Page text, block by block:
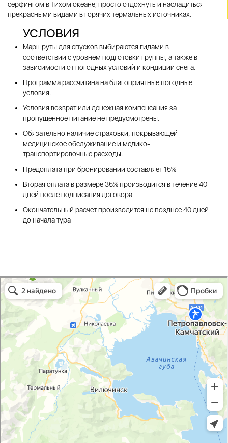
серфингом в Тихом океане; просто отдохнуть и насладиться
прекрасными видами в горячих термальных источниках.
УСЛОВИЯ
Маршруты для спусков выбираются гидами в
соответствии с уровнем подготовки группы, а также в
зависимости от погодных условий и кондиции снега.
Программа рассчитана на благоприятные погодные
условия.
Условия возврат или денежная компенсация за
пропущенное питание не предусмотрены.
Обязательно наличие страховки, покрывающей
медицинское обслуживание и медико-
транспортировочные расходы.
Предоплата при бронировании составляет 15%
Вторая оплата в размере 35% производится в течение 40
дней после подписания договора
Окончательный расчет производится не позднее 40 дней
до начала тура
Снежная долина в Камчатском крае
Камчатский край